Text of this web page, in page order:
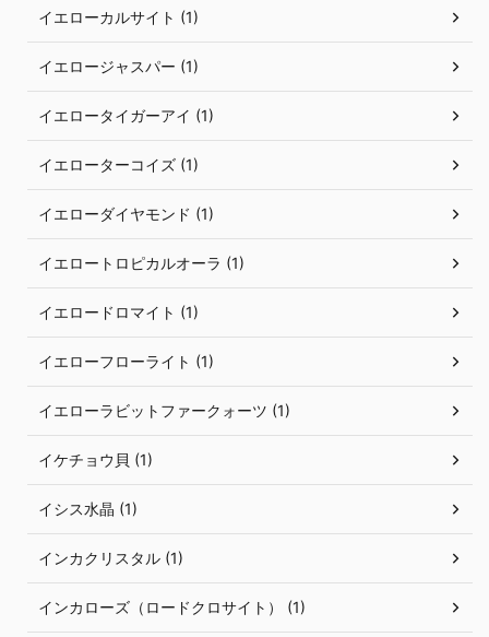
イエローカルサイト (1)
イエロージャスパー (1)
イエロータイガーアイ (1)
イエローターコイズ (1)
イエローダイヤモンド (1)
イエロートロピカルオーラ (1)
イエロードロマイト (1)
イエローフローライト (1)
イエローラビットファークォーツ (1)
イケチョウ貝 (1)
イシス水晶 (1)
インカクリスタル (1)
インカローズ（ロードクロサイト） (1)